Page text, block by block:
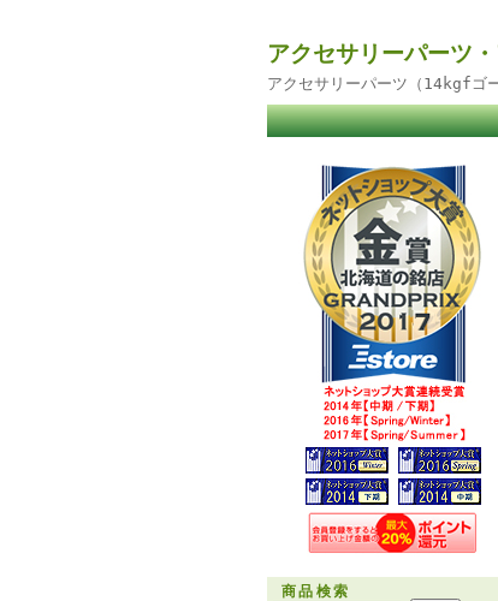
アクセサリーパーツ
アクセサリーパーツ（14kgfゴ
商品検索